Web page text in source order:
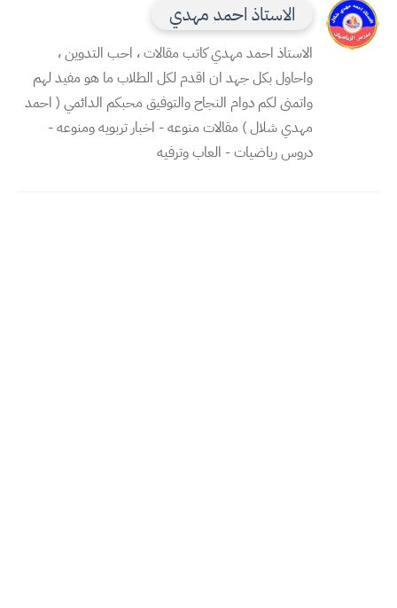
الاستاذ احمد مهدي
الاستاذ احمد مهدي كاتب مقالات ، احب التدوين ،
واحاول بكل جهد ان اقدم لكل الطلاب ما هو مفيد لهم
واتمنى لكم دوام النجاح والتوفيق محبكم الدائمي ( احمد
مهدي شلال ) مقالات منوعه - اخبار تربويه ومنوعه -
دروس رياضيات - العاب وترفيه